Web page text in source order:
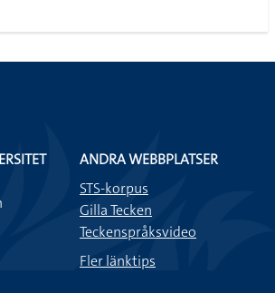
ANDRA WEBBPLATSER
STS-korpus
Gilla Tecken
Teckenspråksvideo
Fler länktips